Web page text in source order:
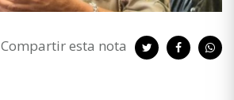
Compartir esta nota